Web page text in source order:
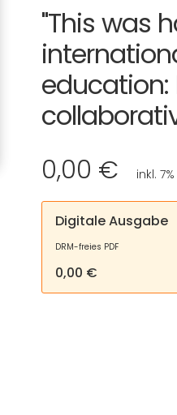
"This was
education:
0,00 € inkl.
Digitale Ausgabe
DRM-freies PDF
0,00 €